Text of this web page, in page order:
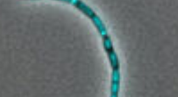
successfully defended her PhD thesis
by marine flavobacteria” today.